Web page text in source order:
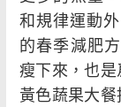
和規律運動
的春季減肥
瘦下來，也是
黃色蔬果大餐